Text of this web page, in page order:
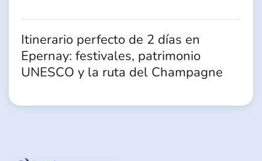
Itinerario perfecto de 2 días en
Epernay: festivales, patrimonio
UNESCO y la ruta del Champagne